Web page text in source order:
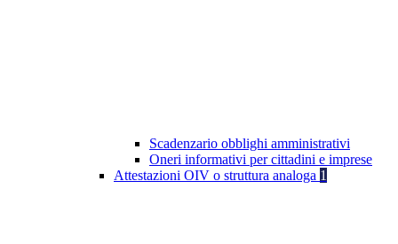
Scadenzario obblighi amministrativi
Oneri informativi per cittadini e imprese
Attestazioni OIV o struttura analoga 1